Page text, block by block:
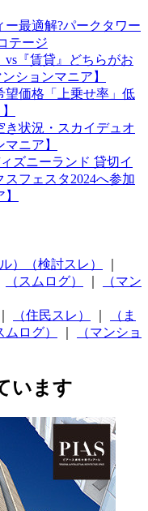
最適解?パークタワー
テージ
『賃貸』どちらがお
ションマニア】
望価格「上乗せ率」低
き状況・スカイデュオ
ニア】
ズニーランド 貸切イ
フェスタ2024へ参加
）（検討スレ）
（スムログ）
（マン
（住民スレ）
（ま
ムログ）
（マンショ
います